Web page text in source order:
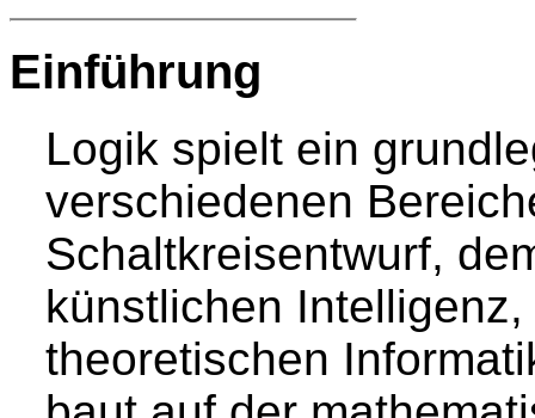
Einführung
Logik spielt ein
verschiedenen
Schaltkreisentwurf,
künstlichen
theoretischen